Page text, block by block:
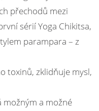
přechodů mezi
sérií Yoga Chikitsa,
parampara – z
toxinů, zklidňuje mysl,
možným a možné